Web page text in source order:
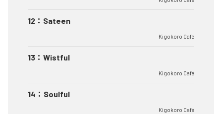
12 ： Sateen
Kigokoro Café
13 ： Wistful
Kigokoro Café
14 ： Soulful
Kigokoro Café